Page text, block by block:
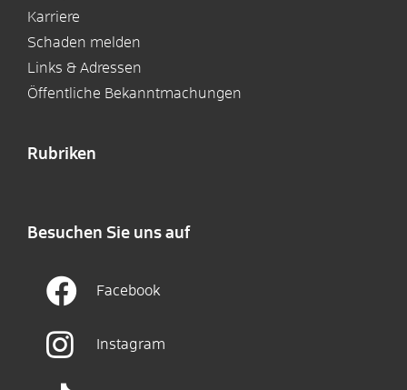
Karriere
Schaden melden
Links & Adressen
Öffentliche Bekanntmachungen
Rubriken
Besuchen Sie uns auf
Facebook
Instagram